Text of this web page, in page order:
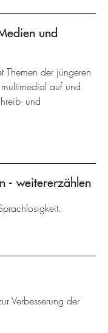
und
Themen der jüngeren
auf und
und
- weitererzählen
Verbesserung der